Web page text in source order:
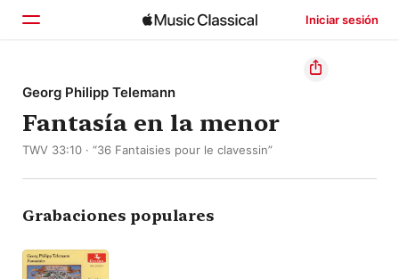
Iniciar sesión
Inicio
Explorar
Georg Philipp Telemann
Fantasía en la menor
TWV 33:10 · “36 Fantaisies pour le clavessin”
Grabaciones populares